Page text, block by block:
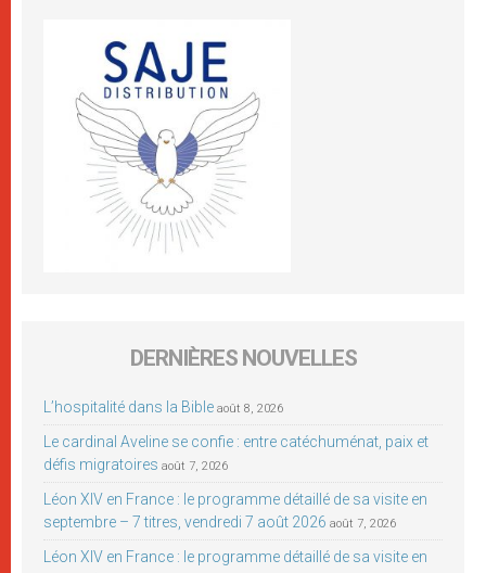
DERNIÈRES NOUVELLES
L’hospitalité dans la Bible août 8, 2026
Le cardinal Aveline se confie : entre catéchuménat, paix et
défis migratoires août 7, 2026
Léon XIV en France : le programme détaillé de sa visite en
septembre – 7 titres, vendredi 7 août 2026 août 7, 2026
Léon XIV en France : le programme détaillé de sa visite en